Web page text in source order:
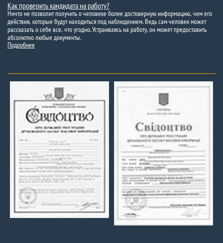
Как проверить кандидата на работу?
Ничто не позволит получить о человеке более достоверную информацию, чем его
действия, которые будут находиться под наблюдением. Ведь сам человек может
рассказать о себе все, что угодно. Устраиваясь на работу, он может предоставить
абсолютно любые документы.
Подробнее